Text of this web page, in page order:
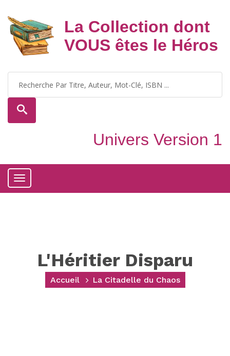
La Collection dont
VOUS êtes le Héros
Univers Version 1
Toggle
L'Héritier Disparu
Accueil La Citadelle du Chaos